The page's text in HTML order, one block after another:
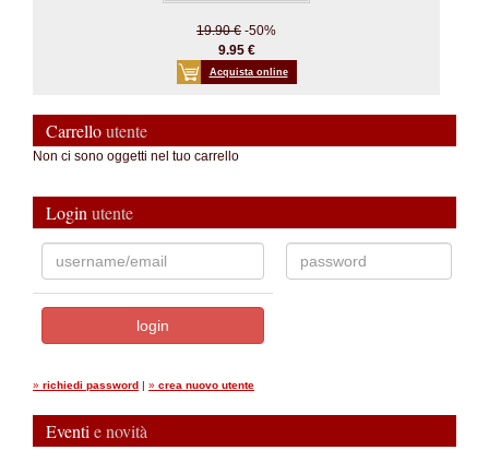
19.90 € -50%
9.95 €
Acquista online
Carrelloutente
Non ci sono oggetti nel tuo carrello
Login utente
» richiedi password | » crea nuovo utente
Eventi e novità